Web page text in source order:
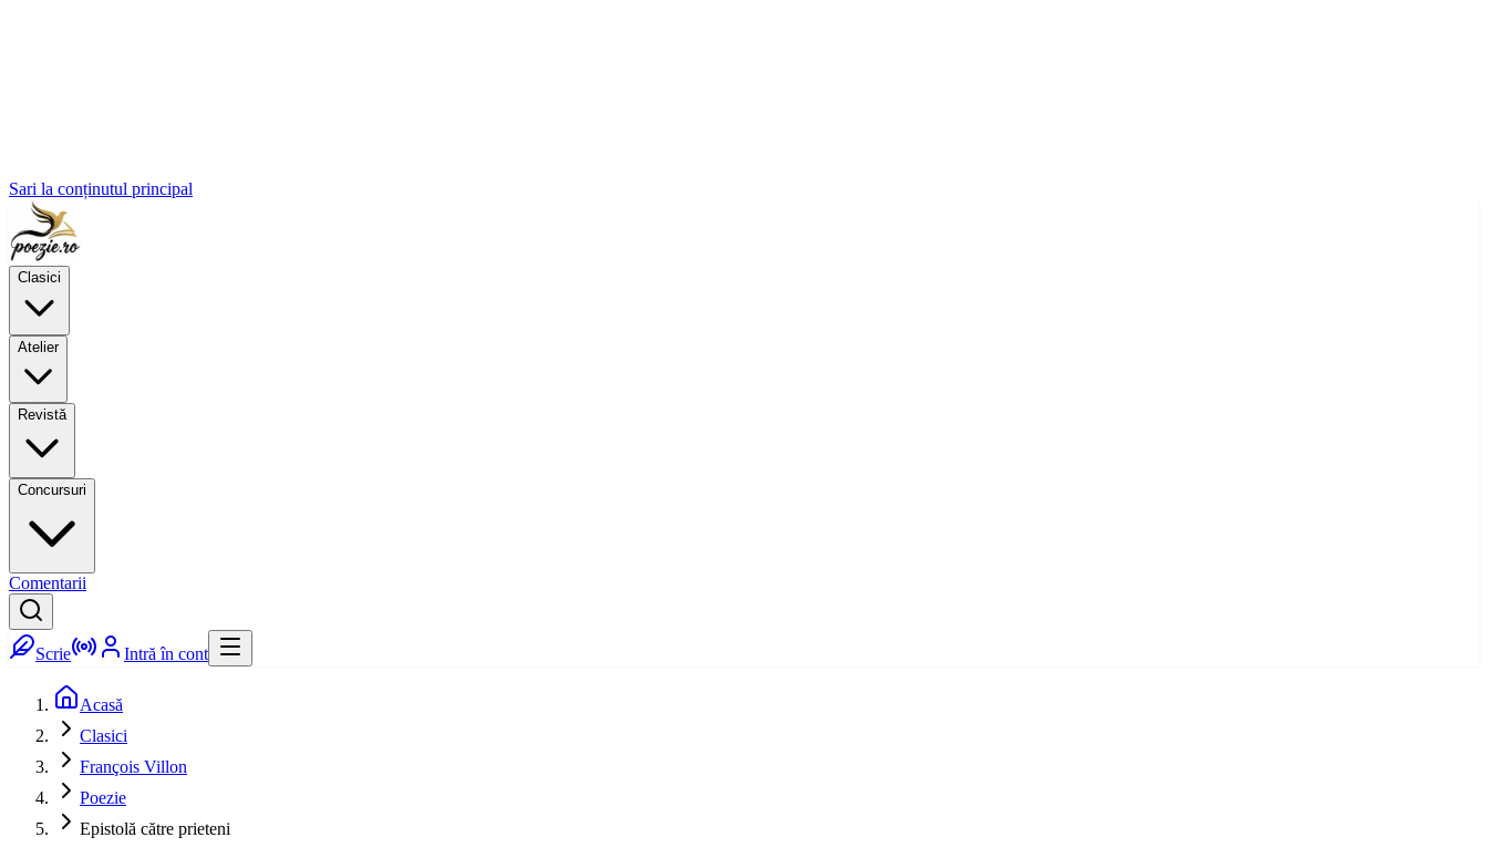
Sari la conținutul principal
Clasici
Atelier
Revistă
Concursuri
Comentarii
Scrie Intră în cont
Acasă
Clasici
François Villon
Poezie
Epistolă către prieteni